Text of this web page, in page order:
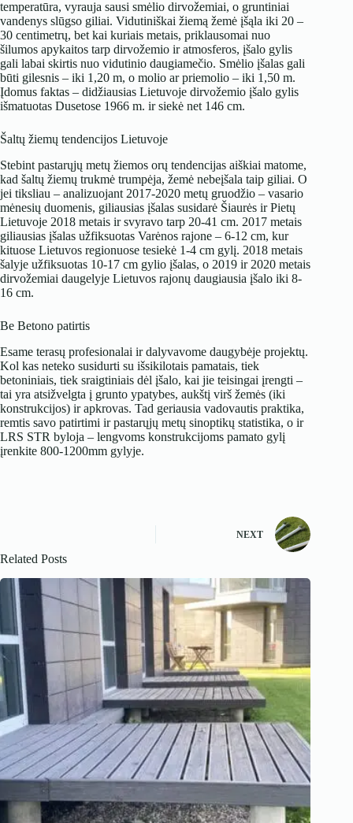
temperatūra, vyrauja sausi smėlio dirvožemiai, o gruntiniai
vandenys slūgso giliai. Vidutiniškai žiemą žemė įšąla iki 20 –
30 centimetrų, bet kai kuriais metais, priklausomai nuo
šilumos apykaitos tarp dirvožemio ir atmosferos, įšalo gylis
gali labai skirtis nuo vidutinio daugiamečio. Smėlio įšalas gali
būti gilesnis – iki 1,20 m, o molio ar priemolio – iki 1,50 m.
Įdomus faktas – didžiausias Lietuvoje dirvožemio įšalo gylis
išmatuotas Dusetose 1966 m. ir siekė net 146 cm.
Šaltų žiemų tendencijos Lietuvoje
Stebint pastarųjų metų žiemos orų tendencijas aiškiai matome,
kad šaltų žiemų trukmė trumpėja, žemė nebeįšala taip giliai. O
jei tiksliau – analizuojant 2017-2020 metų gruodžio – vasario
mėnesių duomenis, giliausias įšalas susidarė Šiaurės ir Pietų
Lietuvoje 2018 metais ir svyravo tarp 20-41 cm. 2017 metais
giliausias įšalas užfiksuotas Varėnos rajone – 6-12 cm, kur
kituose Lietuvos regionuose tesiekė 1-4 cm gylį. 2018 metais
šalyje užfiksuotas 10-17 cm gylio įšalas, o 2019 ir 2020 metais
dirvožemiai daugelyje Lietuvos rajonų daugiausia įšalo iki 8-
16 cm.
Be Betono patirtis
Esame terasų profesionalai ir dalyvavome daugybėje projektų.
Kol kas neteko susidurti su išsikilotais pamatais, tiek
betoniniais, tiek sraigtiniais dėl įšalo, kai jie teisingai įrengti –
tai yra atsižvelgta į grunto ypatybes, aukštį virš žemės (iki
konstrukcijos) ir apkrovas. Tad geriausia vadovautis praktika,
remtis savo patirtimi ir pastarųjų metų sinoptikų statistika, o ir
LRS STR byloja – lengvoms konstrukcijoms pamato gylį
įrenkite 800-1200mm gylyje.
NEXT
Related Posts